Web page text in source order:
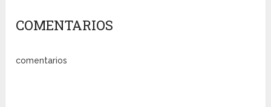
COMENTARIOS
comentarios